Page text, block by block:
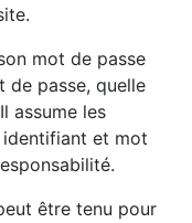
mot de passe
de passe, quelle
assume les
et mot
être tenu pour